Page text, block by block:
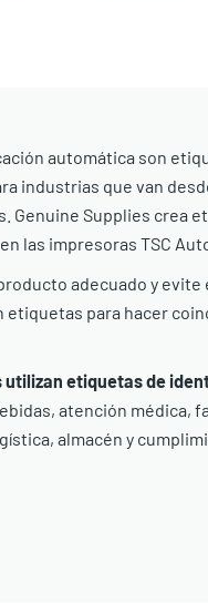
automática son
industrias que van
Genuine Supplies crea
las impresoras TSC
adecuado y
para hacer
utilizan etiquetas de
atención médica,
almacén y